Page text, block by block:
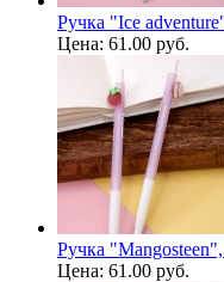
Ручка "Ice
Цена: 61.00 руб.
Ручка
Цена: 61.00 руб.